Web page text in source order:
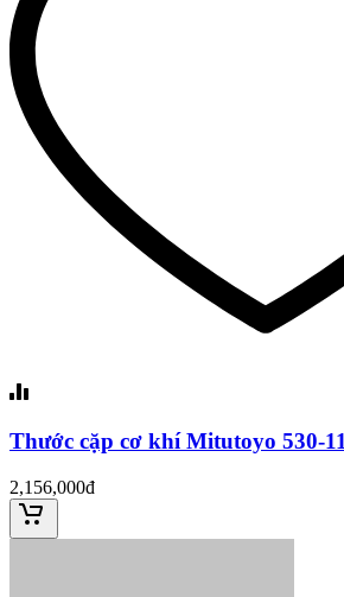
Thước cặp cơ khí Mitutoyo 530-
2,156,000đ